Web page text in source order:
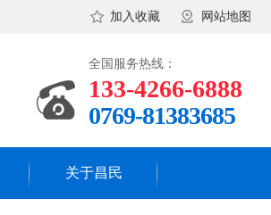
加入收藏 网站地图
全国服务热线：
133-4266-6888
0769-81383685
关于昌民